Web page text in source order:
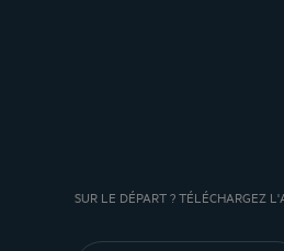
SUR LE DÉPART ? TÉLÉCHARGEZ